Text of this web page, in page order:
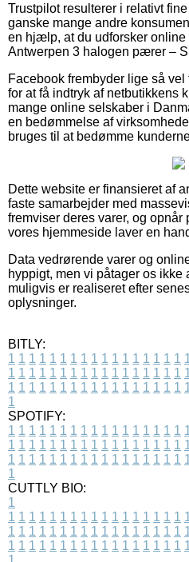
Trustpilot resulterer i relativt
ganske mange andre
en hjælp, at du udforsker online
Antwerpen 3 halogen pærer –
Facebook frembyder lige så
for at få indtryk af netbutikkens
mange online selskaber i
en bedømmelse af
bruges til at bedømme
Dette website er finansieret af
faste samarbejder med
fremviser deres varer, og opnår
vores hjemmeside laver en
Data vedrørende varer og
hyppigt, men vi påtager os
muligvis er realiseret efter
oplysninger.
BITLY:
1 1 1 1 1 1 1 1 1 1 1 1 1 1 1 1 1
1 1 1 1 1 1 1 1 1 1 1 1 1 1 1 1 1
1 1 1 1 1 1 1 1 1 1 1 1 1 1 1 1 1
1
SPOTIFY:
1 1 1 1 1 1 1 1 1 1 1 1 1 1 1 1 1
1 1 1 1 1 1 1 1 1 1 1 1 1 1 1 1 1
1 1 1 1 1 1 1 1 1 1 1 1 1 1 1 1 1
1
CUTTLY BIO:
1
1 1 1 1 1 1 1 1 1 1 1 1 1 1 1 1 1
1 1 1 1 1 1 1 1 1 1 1 1 1 1 1 1 1
1 1 1 1 1 1 1 1 1 1 1 1 1 1 1 1 1